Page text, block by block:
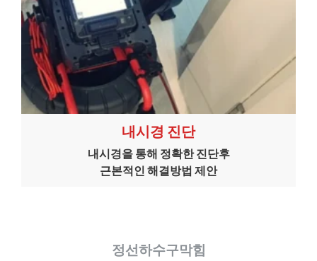
내시경 진단
내시경을 통해 정확한 진단후
근본적인 해결방법 제안
정선하수구막힘